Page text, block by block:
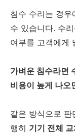
침수 수리는 경우
수 있습니다. 수
여부를 고객에게
가벼운 침수라면
비용이 높게 나오
같은 방식으로
행히 기기 전체